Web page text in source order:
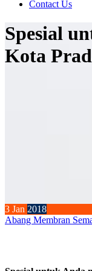
Contact Us
Spesial
Kota
3 Jan 2018
Abang Membran